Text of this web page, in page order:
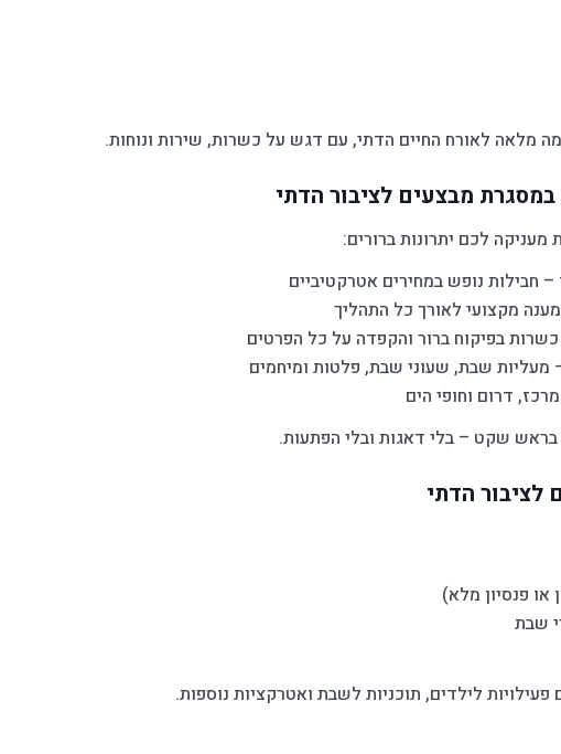
מלאה לאורח החיים הדתי, עם דגש על כשרות, שירות ונוחות.
מבצעים לציבור הדתי
לכם יתרונות ברורים:
חבילות נופש במחירים אטרקטיביים
מקצועי לאורך כל התהליך
בפיקוח ברור והקפדה על כל הפרטים
שבת, שעוני שבת, פלטות ומיחמים
דרום וחופי הים
בראש שקט – בלי דאגות ובלי הפתעות.
לציבור הדתי
או פנסיון מלא)
שבת
לילדים, תוכניות לשבת ואטרקציות נוספות.